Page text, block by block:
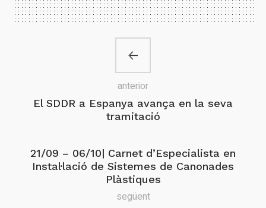
El SDDR a Espanya avança en la seva
tramitació
anterior
21/09 – 06/10| Carnet d’Especialista en
Instal·lació de Sistemes de Canonades
Plàstiques
següent